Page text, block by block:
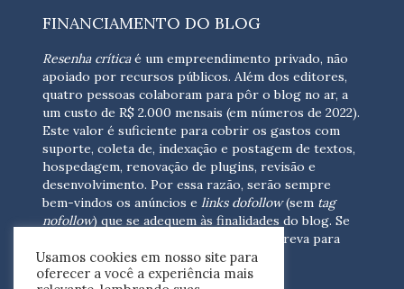
FINANCIAMENTO DO BLOG
Resenha críticaé um empreendimento privado, não
apoiado por recursos públicos. Além dos editores,
quatro pessoas colaboram para pôr o blog no ar, a
um custo de R$ 2.000 mensais (em números de 2022).
Este valor é suficiente para cobrir os gastos com
suporte, coleta de, indexação e postagem de textos,
hospedagem, renovação de plugins, revisão e
desenvolvimento. Por essa razão, serão sempre
bem-vindos os anúncios e links dofollow(sem tag
nofollow) que se adequem às finalidades do blog. Se
escreva para
nós(contato@resenhacritica.com.br)
Usamos cookies em nosso site para
oferecer a você a experiência mais